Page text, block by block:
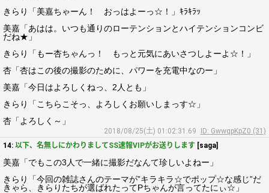
きらり「美嘉ちゃーん！ おっはよーっ☆！」ｷﾗｷﾗｯ
美嘉「あはは。いつも通りのローテンションとハイテンションコンビ
だね★」
きらり「もー杏ちゃんっ！ もっと元気にあいさつしよーよ☆！」
杏「杏はこの後の撮影のために、パワーを充電中なのー」
美嘉「今日はよろしくねっ、2人とも」
きらり「こちらこそっ、よろしくお願いしまっす☆」
杏「よろしく～」
2018/08/25(土) 01:02:31.69
ID: GwwqpKpZ0 (31)
14: 以下、名無しにかわりましてSS速報VIPがお送りします [saga]
美嘉「でもこの3人で一緒に撮影だなんて珍しいよねー」
きらり「今回の雑誌さんのテーマが”キラキラ☆でポップ☆な感じ”だ
きゃら、きらりたちが選ばれたってPちゃんが言ってたにぃ☆」